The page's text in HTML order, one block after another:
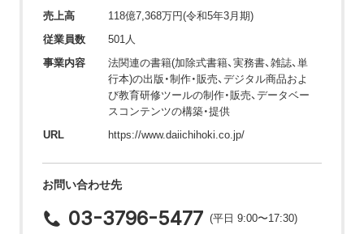
売上高
118億7,368万円(令和5年3月期)
従業員数
501人
事業内容
法関連の書籍(加除式書籍、実務書、雑誌、単
行本)の出版・制作・販売、デジタル商品およ
び教育研修ツールの制作・販売、データベー
スコンテンツの構築・提供
URL
https://www.daiichihoki.co.jp/
お問い合わせ先
03-3796-5477 (平日 9:00〜17:30)